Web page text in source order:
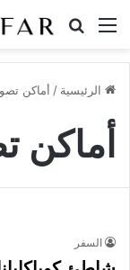
القائمة بحث عن
الرئيسية / أماكن
أماكن
السفر